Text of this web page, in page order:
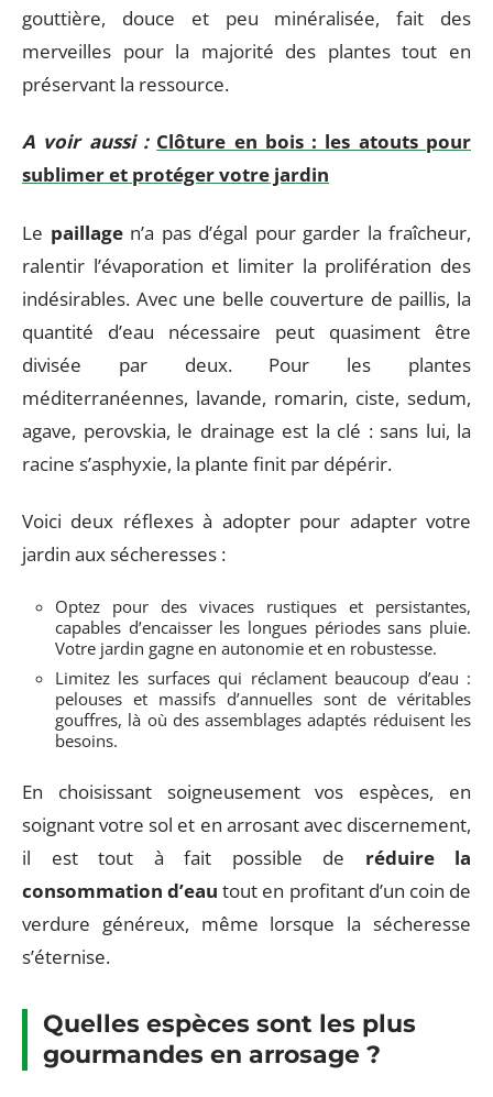
gouttière, douce et peu minéralisée, fait des
merveilles pour la majorité des plantes tout en
préservant la ressource.
A voir aussi : Clôture en bois : les atouts pour
sublimer et protéger votre jardin
Le paillagen’a pas d’égal pour garder la fraîcheur,
ralentir l’évaporation et limiter la prolifération des
indésirables. Avec une belle couverture de paillis, la
quantité d’eau nécessaire peut quasiment être
divisée par deux. Pour les plantes
méditerranéennes, lavande, romarin, ciste, sedum,
agave, perovskia, le drainage est la clé : sans lui, la
racine s’asphyxie, la plante finit par dépérir.
Voici deux réflexes à adopter pour adapter votre
jardin aux sécheresses :
Optez pour des vivaces rustiques et persistantes,
capables d’encaisser les longues périodes sans pluie.
Votre jardin gagne en autonomie et en robustesse.
Limitez les surfaces qui réclament beaucoup d’eau :
pelouses et massifs d’annuelles sont de véritables
gouffres, là où des assemblages adaptés réduisent les
besoins.
En choisissant soigneusement vos espèces, en
soignant votre sol et en arrosant avec discernement,
il est tout à fait possible de réduire la
consommation d’eau tout en profitant d’un coin de
verdure généreux, même lorsque la sécheresse
s’éternise.
Quelles espèces sont les plus
gourmandes en arrosage ?